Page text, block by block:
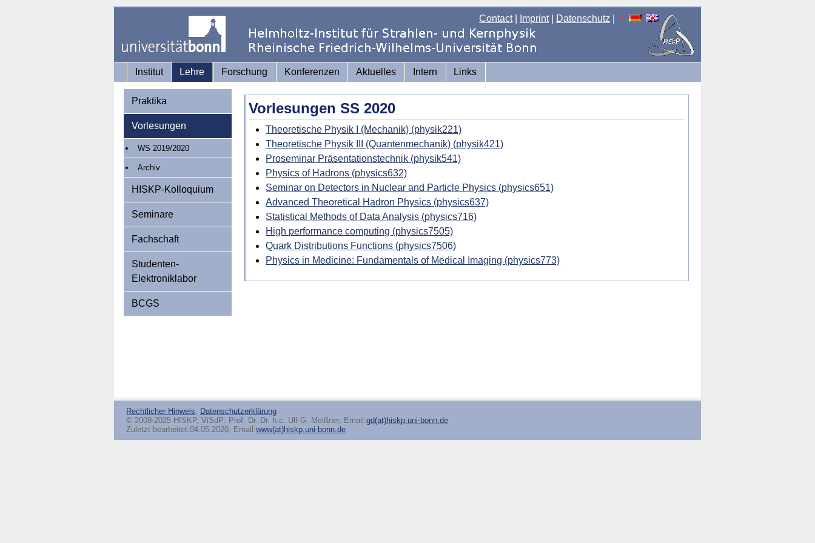
Contact| Imprint| Datenschutz
Institut Lehre Forschung Konferenzen Aktuelles Intern Links
Praktika
Vorlesungen
WS 2019/2020
Archiv
HISKP-Kolloquium
Seminare
Fachschaft
Studenten-
Elektroniklabor
BCGS
Vorlesungen SS 2020
Theoretische Physik I (Mechanik) (physik221)
Theoretische Physik III (Quantenmechanik) (physik421)
Proseminar Präsentationstechnik (physik541)
Physics of Hadrons (physics632)
Seminar on Detectors in Nuclear and Particle Physics (physics651)
Advanced Theoretical Hadron Physics (physics637)
Statistical Methods of Data Analysis (physics716)
High performance computing (physics7505)
Quark Distributions Functions (physics7506)
Physics in Medicine: Fundamentals of Medical Imaging (physics773)
Rechtlicher Hinweis, Datenschutzerklärung
© 2009-2025 HISKP, ViSdP: Prof. Dr. Dr. h.c. Ulf-G. Meißner, Email:gd(at)hiskp.uni-bonn.de
Zuletzt bearbeitet:04.05.2020, Email:www(at)hiskp.uni-bonn.de